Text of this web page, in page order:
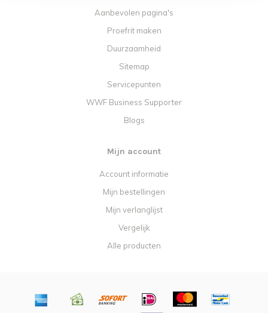
Aanbevolen pagina's
Proefrit maken
Duurzaamheid
Sitemap
Servicepunten
WWF Business Supporter
Blogs
Mijn account
Account informatie
Mijn bestellingen
Mijn verlanglijst
Vergelijk
Alle producten